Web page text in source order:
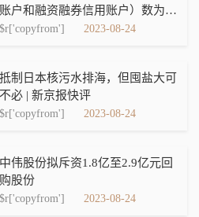
账户和融资融券信用账户）数为
11,032户，机构投资者户数为884
$r['copyfrom'] 2023-08-24
抵制日本核污水排海，但囤盐大可
不必 | 新京报快评
$r['copyfrom'] 2023-08-24
中伟股份拟斥资1.8亿至2.9亿元回
购股份
$r['copyfrom'] 2023-08-24